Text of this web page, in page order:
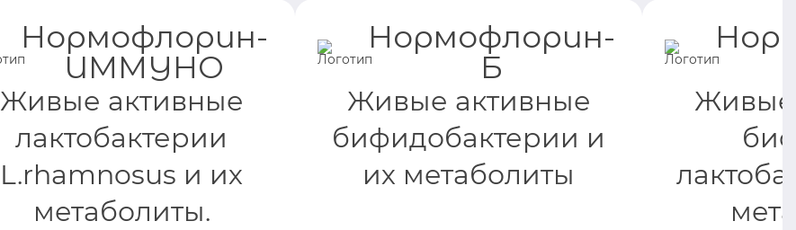
Нормофлорин-
ИММУНО
Живые активные
лактобактерии
L.rhamnosus и их
метаболиты.
Нормофлорин-
Б
Живые активные
бифидобактерии и
их метаболиты
Живые